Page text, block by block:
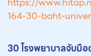
164-30-baht-
30 โรงพยาบาลจับมือ